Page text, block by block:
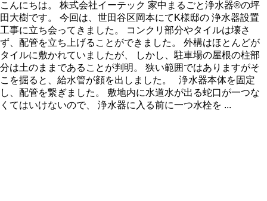
こんにちは。 株式会社イーテック 家中まるごと浄水器®の坪
田大樹です。 今回は、世田谷区岡本にてK様邸の 浄水器設置
工事に立ち会ってきました。 コンクリ部分やタイルは壊さ
ず、配管を立ち上げることができました。 外構はほとんどが
タイルに敷かれていましたが、 しかし、駐車場の屋根の柱部
分は土のままであることが判明。 狭い範囲ではありますがそ
こを掘ると、給水管が顔を出しました。 浄水器本体を固定
し、配管を繋ぎました。 敷地内に水道水が出る蛇口が一つな
くてはいけないので、 浄水器に入る前に一つ水栓を ...